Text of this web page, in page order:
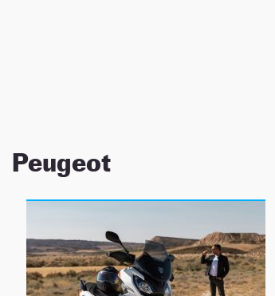
Peugeot